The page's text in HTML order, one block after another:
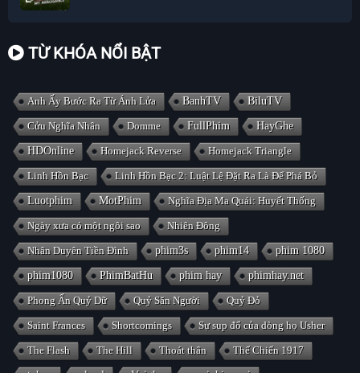
TỪ KHÓA NỔI BẬT
Anh Ấy Bước Ra Từ Ánh Lửa BanhTV BiluTV
Cửu Nghĩa Nhân Domme FullPhim HayGhe
HDOnline Homejack Reverse Homejack Triangle
Linh Hồn Bạc Linh Hồn Bạc 2: Luật Lệ Đặt Ra Là Để Phá Bỏ
Luotphim MotPhim Nghĩa Địa Ma Quái: Huyết Thống
Ngày xưa có một ngôi sao Nhiên Đông
Nhân Duyên Tiền Đình phim3s phim14 phim 1080
phim1080 PhimBatHu phim hay phimhay.net
Phong Ấn Quỷ Dữ Quỷ Săn Người Quỷ Đỏ
Saint Frances Shortcomings Sự sụp đổ của dòng họ Usher
The Flash The Hill Thoát thân Thế Chiến 1917